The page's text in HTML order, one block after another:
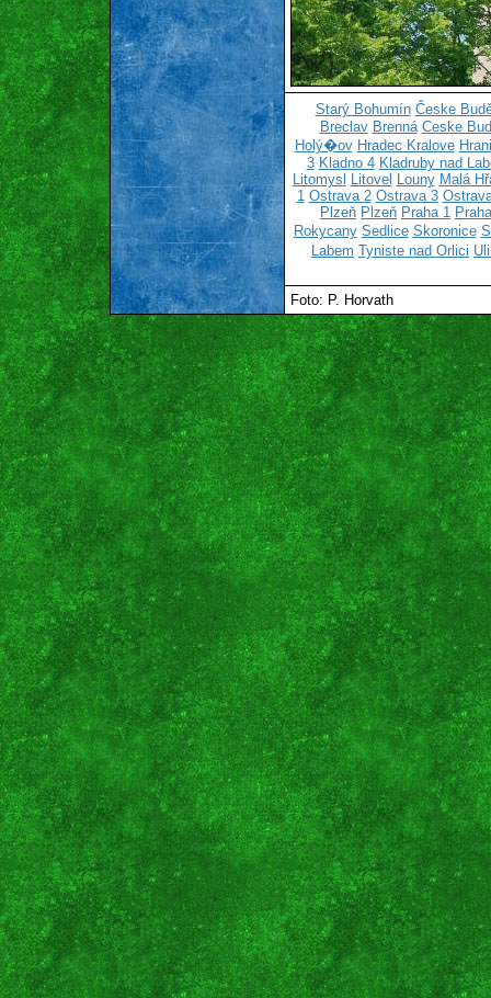
Starý Bohumín Česke
Breclav Brenná Ceske
Holý�ov Hradec Kralove
3 Kladno 4 Kladruby nad
Litomysl
Litovel Louny Malá
1 Ostrava 2 Ostrava 3
Plzeň Plzeň Praha 1
Rokycany Sedlice Skoronice
Labem Tyniste nad Orlici
Foto: P. Horvath